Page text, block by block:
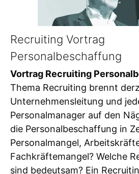
Recruiting Vortrag
Personalbeschaffung
Vortrag Recruiting
Thema Recruiting brennt
Unternehmensleitung und
Personalmanager auf den
die Personalbeschaffung in
Personalmangel,
Fachkräftemangel? Welche
sind bedeutsam? Ein